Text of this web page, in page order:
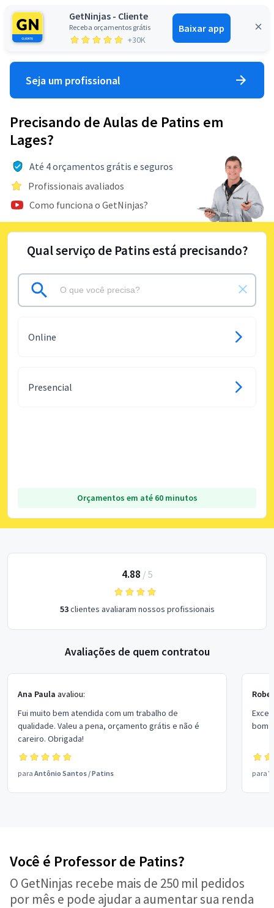
GetNinjas - Cliente
Receba orçamentos grátis
+30K
Baixar app
Entrar
Seja um profissional
Precisando de Aulas de Patins em
Lages?
Até 4 orçamentos grátis e seguros
Profissionais avaliados
Como funciona o GetNinjas?
Qual serviço de Patins está precisando?
Online
Presencial
Orçamentos em até 60 minutos
4.88 / 5
53clientes avaliaram nossos profissionais
Avaliações de quem contratou
Ana Paula avaliou:
Fui muito bem atendida com um trabalho de
qualidade. Valeu a pena, orçamento grátis e não é
careiro. Obrigada!
para Antônio Santos /Patins
bom
para
Você é Professor de Patins?
O GetNinjas recebe mais de 250 mil pedidos
por mês e pode ajudar a aumentar sua renda